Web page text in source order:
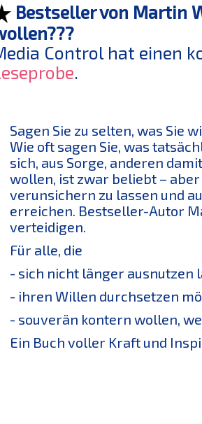
Bestseller von Martin
Control hat einen
.
Sagen Sie zu selten, was Sie
Wie oft sagen Sie, was
sich, aus Sorge, anderen
wollen, ist zwar beliebt –
verunsichern zu lassen und
erreichen. Bestseller-Autor
verteidigen.
Für alle, die
- sich nicht länger ausnutzen
- ihren Willen durchsetzen
- souverän kontern wollen,
Ein Buch voller Kraft und